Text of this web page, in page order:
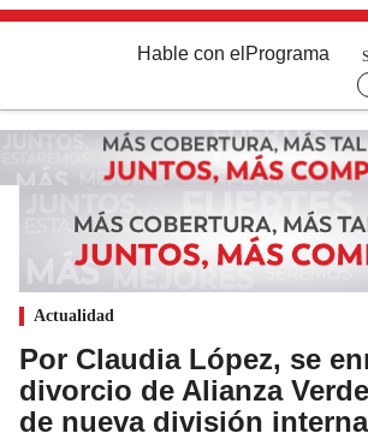
Hable con el Programa
Actualidad
Por Claudia López, se
divorcio de Alianza
de nueva división interna